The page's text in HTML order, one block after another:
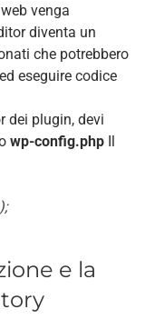
venga
diventa un
che potrebbero
eseguire codice
dei plugin, devi
wp-config.php Il
e la